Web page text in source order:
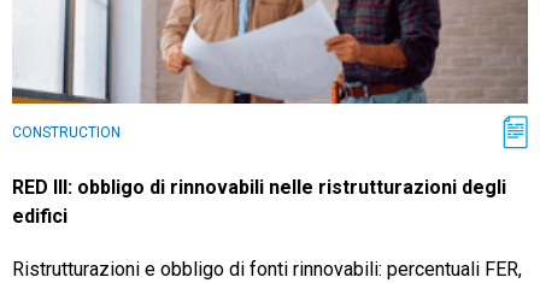
CONSTRUCTION
RED III: obbligo di rinnovabili nelle ristrutturazioni degli
edifici
Ristrutturazioni e obbligo di fonti rinnovabili: percentuali FER,